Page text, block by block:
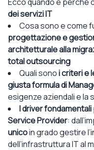
dei servizi IT
Cosa sono e come
progettazione e
architetturale alla
totaloutsourcing
Quali sonoi criteri e
giusta formula di
esigenze aziendali e la
I driver fondamentali
Service Provider:
unicoin grado gestire
dell’infrastruttura IT al